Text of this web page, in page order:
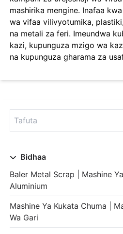
Bidhaa
Baler Metal Scrap | Mashine
Aluminium
Mashine Ya Kukata Chuma |
Wa Gari
mashirika mengine. Inafaa
wa vifaa vilivyotumika,
na metali za feri. Imeundwa
kazi, kupunguza mzigo wa
na kupunguza gharama za